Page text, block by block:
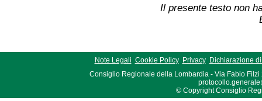
Il presente testo non
Note Legali Cookie Policy Privacy
Dichiarazione
Consiglio Regionale della Lombardia - Via Fabio Filzi
© Copyright Consiglio